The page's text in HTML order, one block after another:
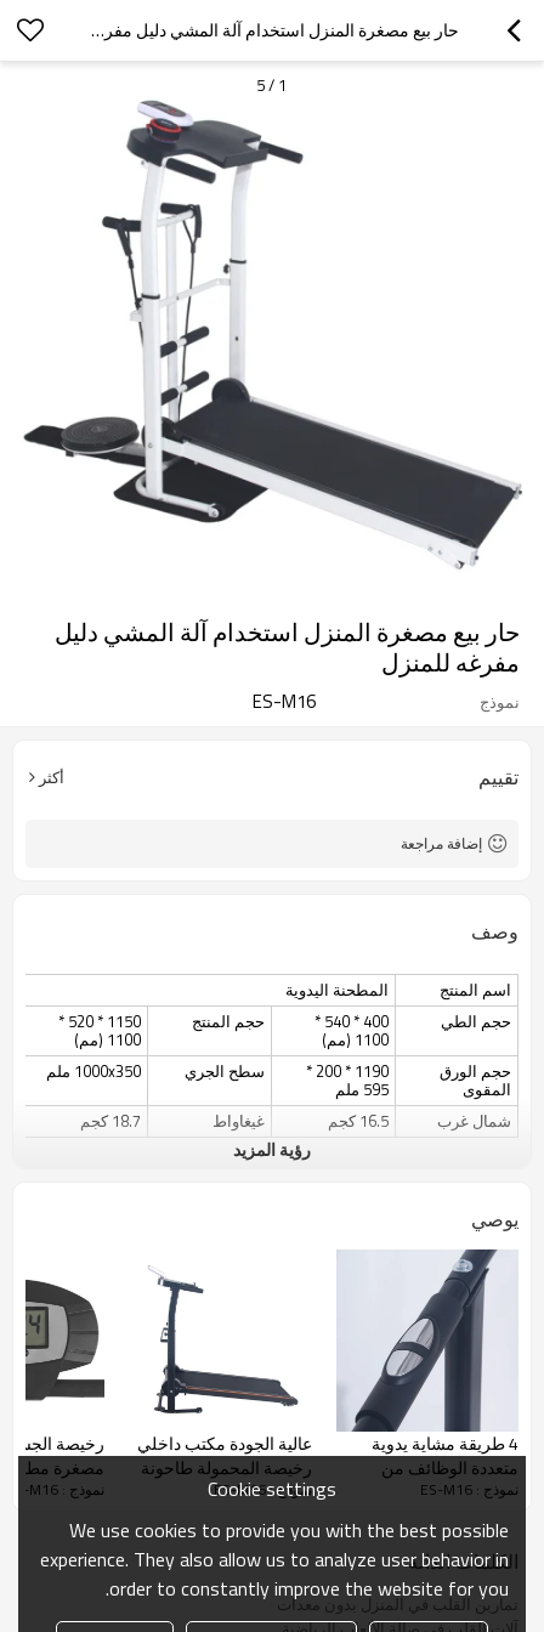
حار بيع مصغرة المنزل استخدام آلة المشي دليل مفرغه للمنزل
1
/
5
حار بيع مصغرة المنزل استخدام آلة المشي دليل
مفرغه للمنزل
نموذج ES-M16
تقييم أكثر
إضافة مراجعة
وصف
اسم المنتج
المطحنة اليدوية
حجم الطي
400 * 540 *
1100 (مم)
حجم المنتج 1150 * 520 *
1100 (مم)
حجم الورق
المقوى
1190 * 200 *
595 ملم
سطح الجري 1000x350 ملم
شمال غرب 16.5 كجم غيغاواط 18.7 كجم
رؤية المزيد
يوصي
4 طريقة مشاية يدوية
متعددة الوظائف من
الشركة المصنعة - مشاية
نموذج : ES-M16
عالية الجودة مكتب داخلي
رخيصة المحمولة طاحونة
يدوية للمنزل
نموذج : ES-M16
رخيصة الجسم
مصغرة مطحنة
اللياقة البدنية
نموذج : ES-M16
الكلمات الدالة
تمارين القلب في المنزل بدون معدات
Cookie settings
We use cookies to provide you with the best possible
experience. They also allow us to analyze user behavior in
order to constantly improve the website for you.